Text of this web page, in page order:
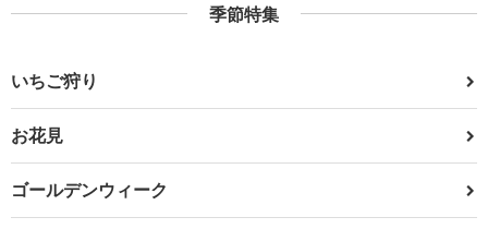
季節特集
いちご狩り
お花見
ゴールデンウィーク